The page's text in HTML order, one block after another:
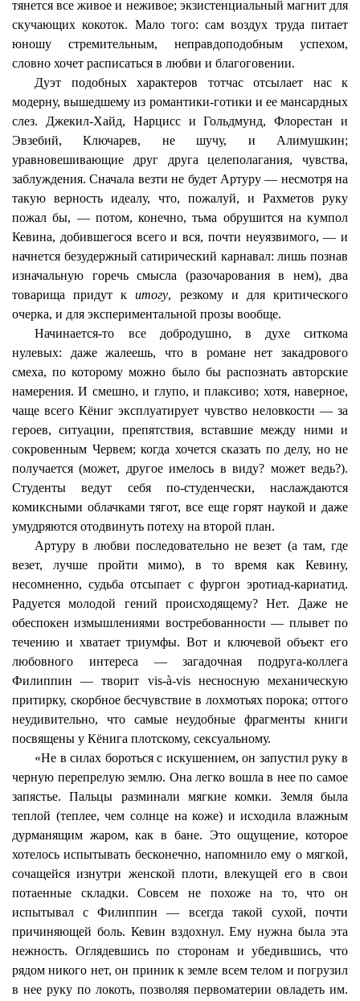
тянется все живое и неживое; экзистенциальный магнит для
скучающих кокоток. Мало того: сам воздух труда питает
юношу стремительным, неправдоподобным успехом,
словно хочет расписаться в любви и благоговении.
Дуэт подобных характеров тотчас отсылает нас к
модерну, вышедшему из романтики-готики и ее мансардных
слез. Джекил-Хайд, Нарцисс иГольдмунд,Флорестан и
Эвзебий, Ключарев, не шучу, и Алимушкин;
уравновешивающие друг друга целеполагания, чувства,
заблуждения. Сначала везти не будет Артуру — несмотря на
такую верность идеалу, что, пожалуй, и Рахметов руку
пожал бы, — потом, конечно, тьма обрушится на кумпол
Кевина, добившегося всего и вся, почти неуязвимого, — и
начнется безудержный сатирический карнавал: лишь познав
изначальную горечь смысла (разочарования в нем), два
товарища придут китогу, резкому и для критического
очерка, и для экспериментальной прозы вообще.
Начинается-то все добродушно, в духе ситкома
нулевых: даже жалеешь, что в романе нет закадрового
смеха, по которому можно было бы распознать авторские
намерения. И смешно, и глупо, и плаксиво; хотя, наверное,
чаще всегоКёниг эксплуатирует чувство неловкости — за
героев, ситуации, препятствия, вставшие между ними и
сокровенным Червем; когда хочется сказать по делу, но не
получается (может, другое имелось в виду? может ведь?).
Студенты ведут себя по-студенчески, наслаждаются
комиксными облачками тягот, все еще горят наукой и даже
умудряются отодвинуть потеху на второй план.
Артуру в любви последовательно не везет (а там, где
везет, лучше пройти мимо), в то время как Кевину,
несомненно, судьба отсыпает с фургон эротиад-кариатид.
Радуется молодой гений происходящему? Нет. Даже не
обеспокен измышлениями востребованности — плывет по
течению и хватает триумфы. Вот и ключевой объект его
любовного интереса — загадочная подруга-коллега
Филиппин — творит vis-à-visнесносную механическую
притирку, скорбное бесчувствие в лохмотьях порока; оттого
неудивительно, что самые неудобные фрагменты книги
посвящены у Кёнига плотскому, сексуальному.
«Не в силах бороться с искушением, он запустил руку в
черную перепрелую землю. Она легко вошла в нее по самое
запястье. Пальцы разминали мягкие комки. Земля была
теплой (теплее, чем солнце на коже) и исходила влажным
дурманящим жаром, как в бане. Это ощущение, которое
хотелось испытывать бесконечно, напомнило ему о мягкой,
сочащейся изнутри женской плоти, влекущей его в свои
потаенные складки. Совсем не похоже на то, что он
испытывал с Филиппин — всегда такой сухой, почти
причиняющей боль. Кевин вздохнул. Ему нужна была эта
нежность. Оглядевшись по сторонам и убедившись, что
рядом никого нет, он приник к земле всем телом и погрузил
в нее руку по локоть, позволяя первоматерии овладеть им.